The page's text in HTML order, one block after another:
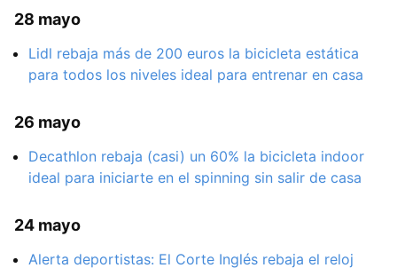
28 mayo
Lidl rebaja más de 200 euros la bicicleta estática
para todos los niveles ideal para entrenar en casa
26 mayo
Decathlon rebaja (casi) un 60% la bicicleta indoor
ideal para iniciarte en el spinning sin salir de casa
24 mayo
Alerta deportistas: El Corte Inglés rebaja el reloj